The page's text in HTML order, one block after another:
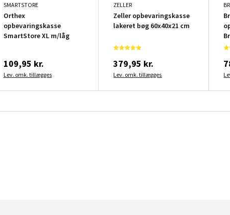
SMARTSTORE
Orthex
opbevaringskasse
SmartStore XL m/låg
109,95 kr.
Lev. omk. tillægges
ZELLER
Zeller opbevaringskasse
lakeret bøg 60x40x21 cm
379,95 kr.
Lev. omk. tillægges